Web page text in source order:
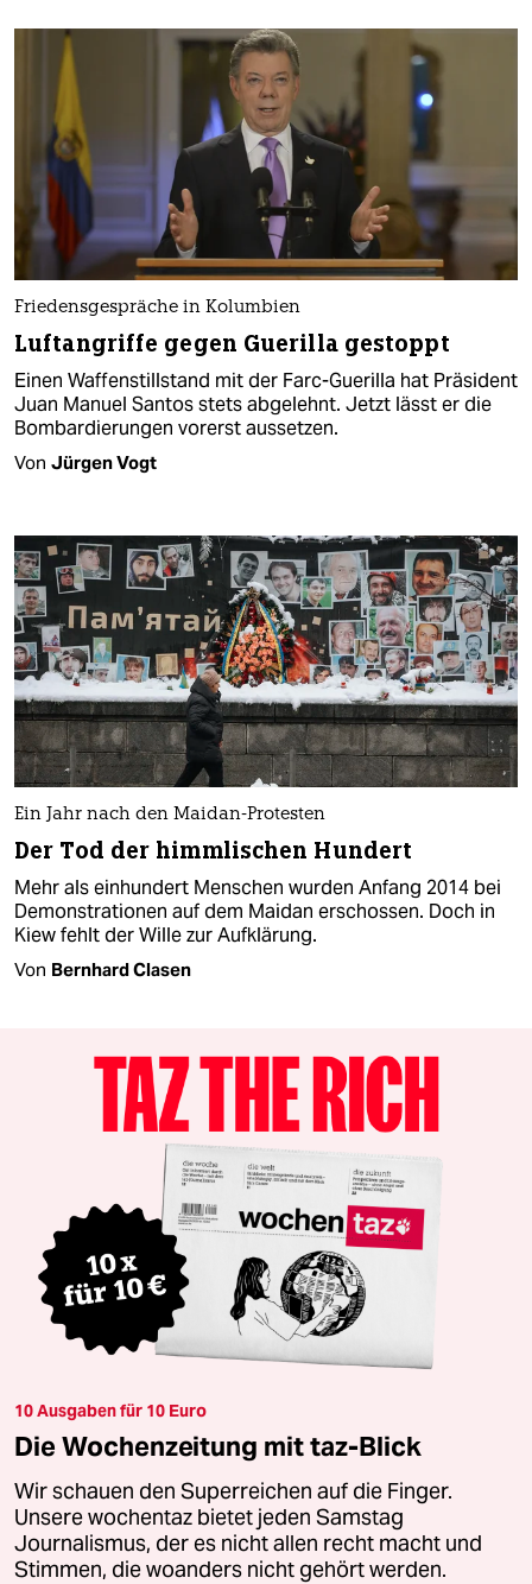
Friedensgespräche in Kolumbien
Luftangriffe gegen Guerilla gestoppt
Einen Waffenstillstand mit der Farc-Guerilla hat Präsident
Juan Manuel Santos stets abgelehnt. Jetzt lässt er die
Bombardierungen vorerst aussetzen.
Von Jürgen Vogt
Ein Jahr nach den Maidan-Protesten
Der Tod der himmlischen Hundert
Mehr als einhundert Menschen wurden Anfang 2014 bei
Demonstrationen auf dem Maidan erschossen. Doch in
Kiew fehlt der Wille zur Aufklärung.
Von Bernhard Clasen
10 Ausgaben für 10 Euro
Die Wochenzeitung mit taz-Blick
Wir schauen den Superreichen auf die Finger.
Unsere wochentaz bietet jeden Samstag
Journalismus, der es nicht allen recht macht und
Stimmen, die woanders nicht gehört werden.